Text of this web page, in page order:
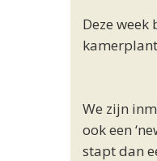
Deze
We zijn
ook een
stapt dan